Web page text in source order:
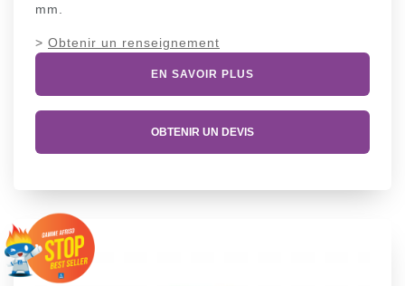
mm.
> Obtenir un renseignement
EN SAVOIR PLUS
OBTENIR UN DEVIS